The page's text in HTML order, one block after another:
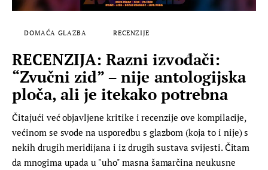
DOMAĆA GLAZBA RECENZIJE
RECENZIJA: Razni izvođači:
“Zvučni zid” – nije antologijska
ploča, ali je itekako potrebna
Čitajući već objavljene kritike i recenzije ove kompilacije,
većinom se svode na usporedbu s glazbom (koja to i nije) s
nekih drugih meridijana i iz drugih sustava svijesti. Čitam
da mnogima upada u "uho" masna šamarčina neukusne